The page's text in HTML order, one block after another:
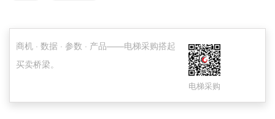
电梯采购总金额达到3550.73万元，包含10个电梯
采购项目。
商机 · 数据 · 参数 · 产品——电梯采购搭起
买卖桥梁。
电梯采购